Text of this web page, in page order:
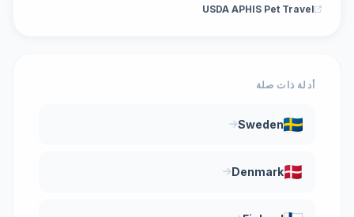
USDA APHIS Pet Travel
أدلة ذات صلة
Sweden
Denmark